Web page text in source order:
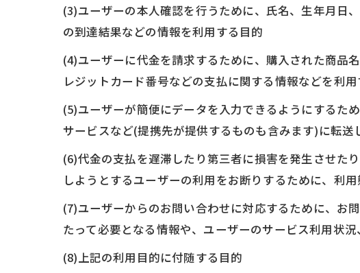
(3)ユーザーの本人確認を行うために、氏名、生年月日
の到達結果などの情報を利用する目的
(4)ユーザーに代金を請求するために、購入された商品
レジットカード番号などの支払に関する情報などを利
(5)ユーザーが簡便にデータを入力できるようにするた
サービスなど(提携先が提供するものも含みます)に転送
(6)代金の支払を遅滞したり第三者に損害を発生させた
しようとするユーザーの利用をお断りするために、利
(7)ユーザーからのお問い合わせに対応するために、お
たって必要となる情報や、ユーザーのサービス利用状
(8)上記の利用目的に付随する目的